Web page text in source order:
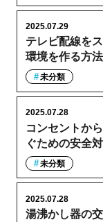
テレビ配線を
環境を作る方法
2025.07.29
未分類
コンセントか
ぐための安全
2025.07.28
未分類
湯沸かし器の
2025.07.28